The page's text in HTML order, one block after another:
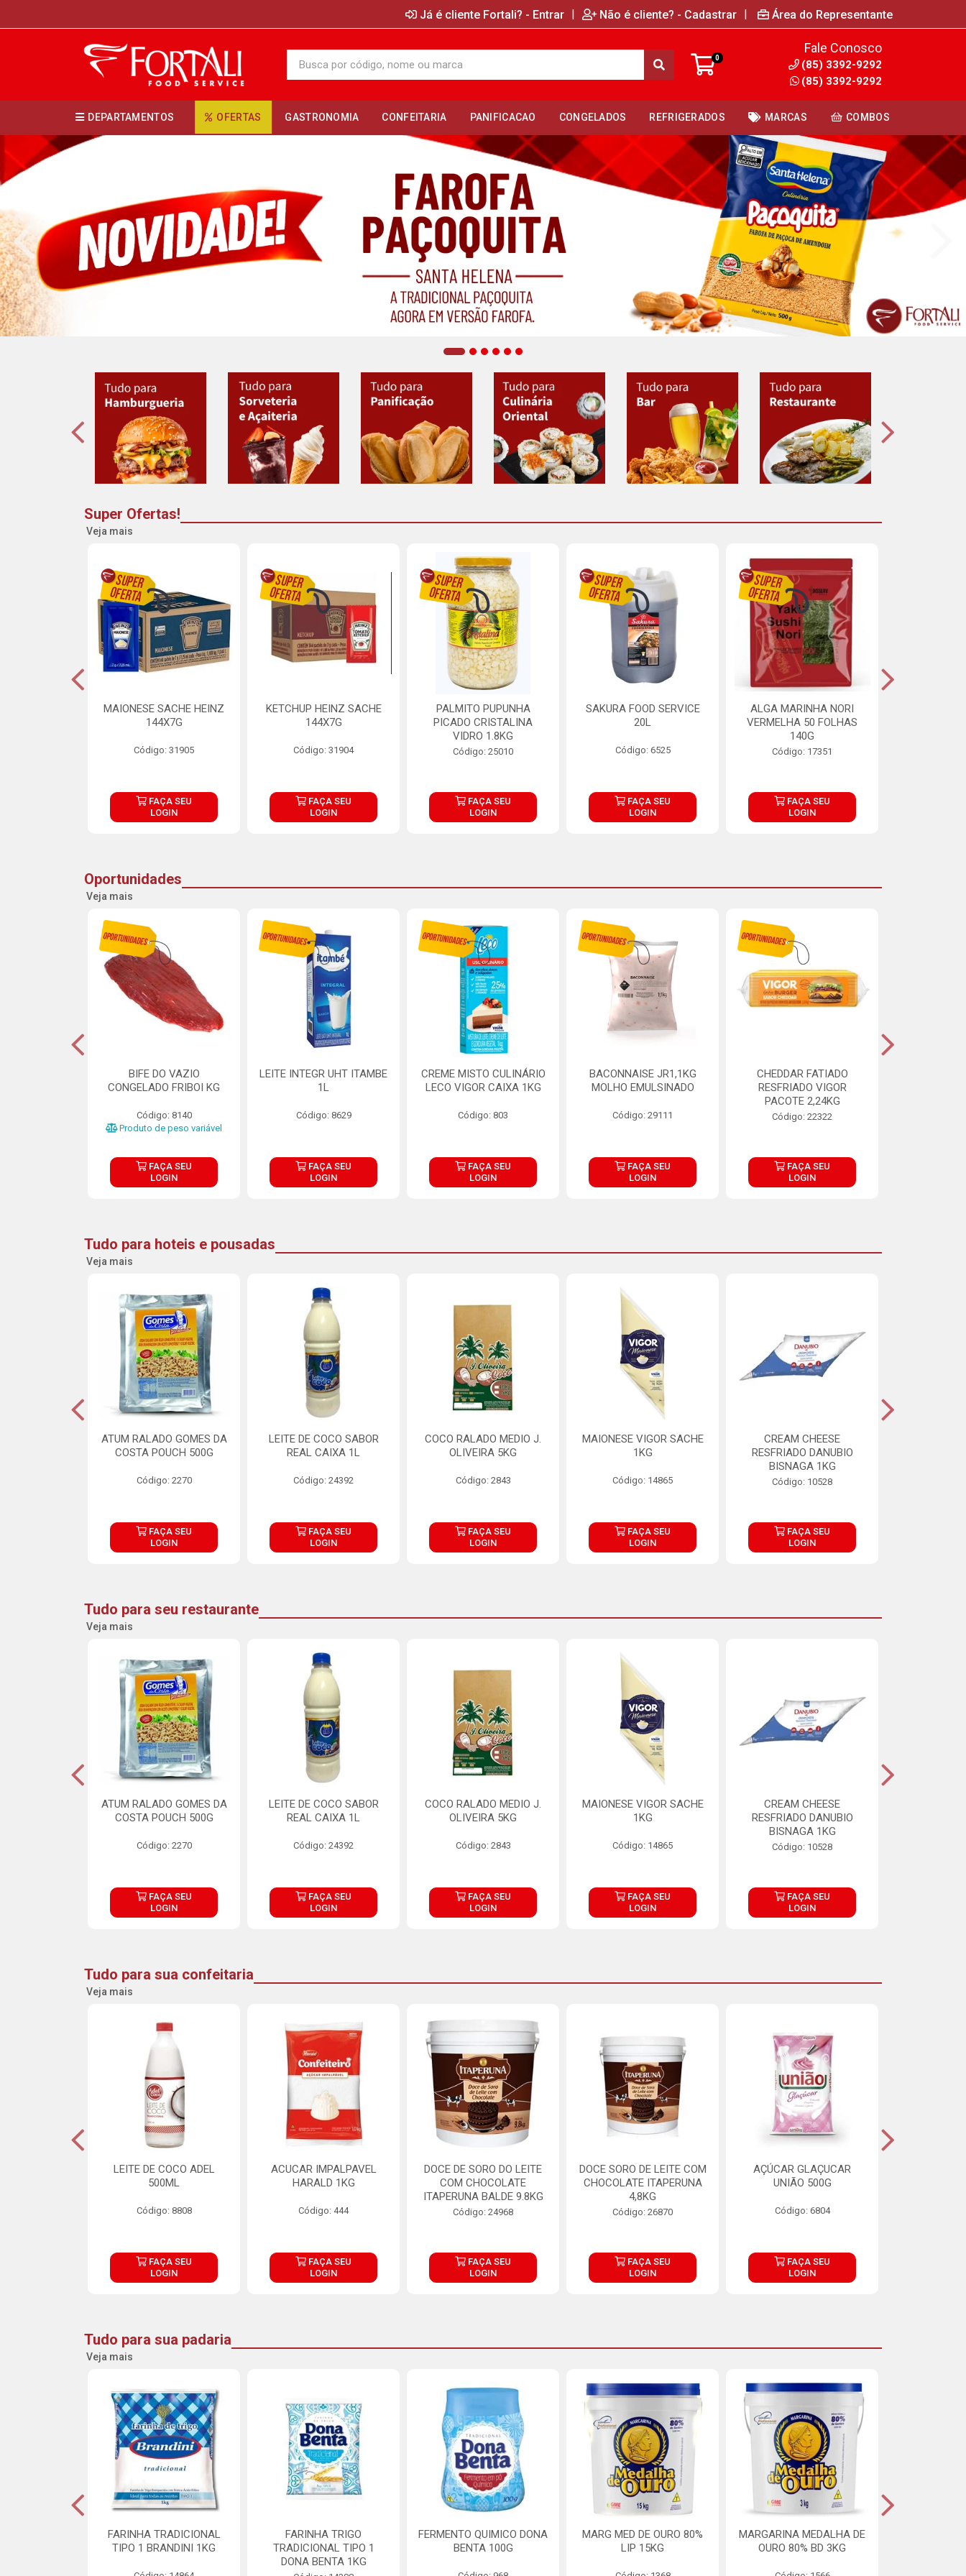
Já é cliente Fortali? - Entrar | Não é cliente? - Cadastrar | Área do Representante
0
Fale Conosco
(85) 3392-9292
(85) 3392-9292
DEPARTAMENTOS OFERTAS GASTRONOMIA CONFEITARIA PANIFICACAO CONGELADOS REFRIGERADOS MARCAS COMBOS
Super Ofertas!
Veja mais
MAIONESE SACHE HEINZ
144X7G
Código: 31905
FAÇA SEU
LOGIN
KETCHUP HEINZ SACHE
144X7G
Código: 31904
FAÇA SEU
LOGIN
PALMITO PUPUNHA
PICADO CRISTALINA
VIDRO 1.8KG
Código: 25010
FAÇA SEU
LOGIN
SAKURA FOOD SERVICE
20L
Código: 6525
FAÇA SEU
LOGIN
ALGA MARINHA NORI
VERMELHA 50 FOLHAS
140G
Código: 17351
FAÇA SEU
LOGIN
Oportunidades
Veja mais
BIFE DO VAZIO
CONGELADO FRIBOI KG
Código: 8140
Produto de peso variável
FAÇA SEU
LOGIN
LEITE INTEGR UHT ITAMBE
1L
Código: 8629
FAÇA SEU
LOGIN
CREME MISTO CULINÁRIO
LECO VIGOR CAIXA 1KG
Código: 803
FAÇA SEU
LOGIN
BACONNAISE JR1,1KG
MOLHO EMULSINADO
Código: 29111
FAÇA SEU
LOGIN
CHEDDAR FATIADO
RESFRIADO VIGOR
PACOTE 2,24KG
Código: 22322
FAÇA SEU
LOGIN
Tudo para hoteis e pousadas
Veja mais
ATUM RALADO GOMES DA
COSTA POUCH 500G
Código: 2270
FAÇA SEU
LOGIN
LEITE DE COCO SABOR
REAL CAIXA 1L
Código: 24392
FAÇA SEU
LOGIN
COCO RALADO MEDIO J.
OLIVEIRA 5KG
Código: 2843
FAÇA SEU
LOGIN
MAIONESE VIGOR SACHE
1KG
Código: 14865
FAÇA SEU
LOGIN
CREAM CHEESE
RESFRIADO DANUBIO
BISNAGA 1KG
Código: 10528
FAÇA SEU
LOGIN
Tudo para seu restaurante
Veja mais
ATUM RALADO GOMES DA
COSTA POUCH 500G
Código: 2270
FAÇA SEU
LOGIN
LEITE DE COCO SABOR
REAL CAIXA 1L
Código: 24392
FAÇA SEU
LOGIN
COCO RALADO MEDIO J.
OLIVEIRA 5KG
Código: 2843
FAÇA SEU
LOGIN
MAIONESE VIGOR SACHE
1KG
Código: 14865
FAÇA SEU
LOGIN
CREAM CHEESE
RESFRIADO DANUBIO
BISNAGA 1KG
Código: 10528
FAÇA SEU
LOGIN
Tudo para sua confeitaria
Veja mais
LEITE DE COCO ADEL
500ML
Código: 8808
FAÇA SEU
LOGIN
ACUCAR IMPALPAVEL
HARALD 1KG
Código: 444
FAÇA SEU
LOGIN
DOCE DE SORO DO LEITE
COM CHOCOLATE
ITAPERUNA BALDE 9.8KG
Código: 24968
FAÇA SEU
LOGIN
DOCE SORO DE LEITE COM
CHOCOLATE ITAPERUNA
4,8KG
Código: 26870
FAÇA SEU
LOGIN
AÇÚCAR GLAÇUCAR
UNIÃO 500G
Código: 6804
FAÇA SEU
LOGIN
Tudo para sua padaria
Veja mais
FARINHA TRADICIONAL
TIPO 1 BRANDINI 1KG
FARINHA TRIGO
TRADICIONAL TIPO 1
DONA BENTA 1KG
FERMENTO QUIMICO DONA
BENTA 100G
MARG MED DE OURO 80%
LIP 15KG
MARGARINA MEDALHA DE
OURO 80% BD 3KG